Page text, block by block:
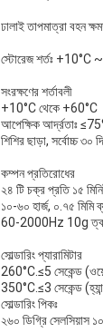
ঢালাই তাপমাত্রা বহন
স্টোরেজ শর্তঃ +10°C
সংরক্ষণের শর্তাবলী
+10°C থেকে +60°C
আপেক্ষিক আর্দ্রতাঃ
শিশির ছাড়া, সর্বোচ্চ ৩০
কম্পন প্রতিরোধের
২৪ টি চক্র প্রতি ১৫
১০-৬০ হার্জ, ০.৭৫ মিমি
60-2000Hz 10g
সোল্ডারিং প্যারামিটার
260°C.≤5 সেকেন্ড
350°C.≤3 সেকেন্ড
সোল্ডারিং পিকঃ
২৬০ ডিগ্রি সেলসিয়াস